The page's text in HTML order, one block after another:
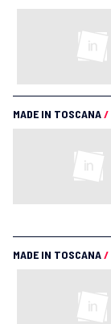
MADE IN TOSCANA/
MADE IN TOSCANA/